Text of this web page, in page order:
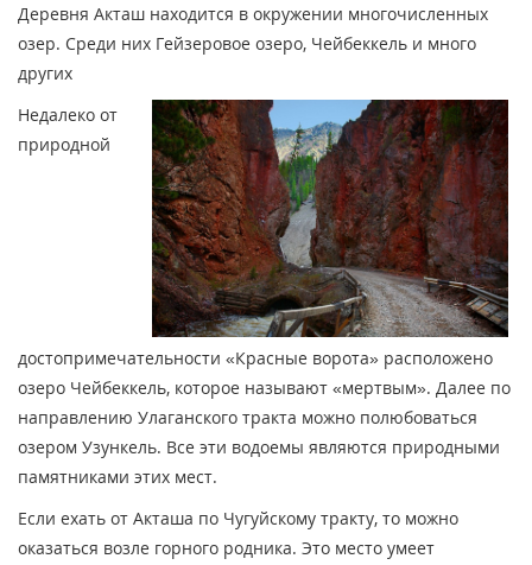
Деревня Акташ находится в окружении многочисленных
озер. Среди них Гейзеровое озеро, Чейбеккель и много
других
Недалеко от
природной
достопримечательности «Красные ворота» расположено
озеро Чейбеккель, которое называют «мертвым». Далее по
направлению Улаганского тракта можно полюбоваться
озером Узункель. Все эти водоемы являются природными
памятниками этих мест.
Если ехать от Акташа по Чугуйскому тракту, то можно
оказаться возле горного родника. Это место умеет